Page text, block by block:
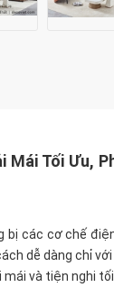
Mái Tối Ưu,
các cơ chế
dễ dàng chỉ
và tiện nghi